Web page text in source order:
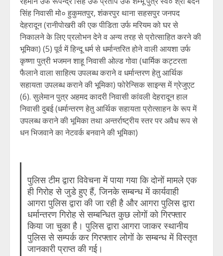
सिंह निवासी मो० हुकुमतपुर, शंकरपुर थाना सहसपुर जनपद
देहरादून (रानीपोखरी की एक पीडिता उर्फ मरियम को घर से
निकालने के लिए प्रलोभन देने व अन्य तरह से प्रोत्साहित करने की
भूमिका) (5) पूर्व में हिन्दू धर्म से धर्मान्तरित होने वाली आयशा उर्फ
कृष्णा पुत्री भजमन शाहू निवासी ओल्ड गोवा (धार्मिक कट्टरता
फैलाने वाला साहित्य उपलब्ध कराने व धर्मान्तरण हेतु आर्थिक
सहायता उपलब्ध कराने की भूमिका) फोरेन्सिक साइन्स में ग्रेजुएट
(6). सुलेमान पुत्र अहमद कादरी निवासी कांवली देहरादून हाल
निवासी दुबई (धर्मान्तरण हेतु आर्थिक सहायता प्रोत्साहन के रूप में
उपलब्ध कराने की भूमिका तथा अन्तर्राष्ट्रीय स्तर पर अवैध रूप से
धन भिजवाने का नेटवर्क बनवाने की भूमिका)
पुलिस टीम द्वारा विवेचना में पाया गया कि दोनों मामले एक
ही गिरोह से जुडे हुए हैं, जिनके सम्बन्ध में कार्यवाही
आगरा पुलिस द्वारा की जा रही है और आगरा पुलिस द्वारा
धर्मान्तरण गिरोह से सम्बन्धित कुछ लोगों को गिरफ्तार
किया जा चुका है। पुलिस द्वारा आगरा जाकर स्थानीय
पुलिस से सम्पर्क कर गिरफ्तार लोगों के सम्बन्ध में विस्तृत
जानकारी प्राप्त की गई।